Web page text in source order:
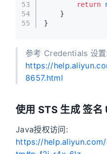
53
54
55
return
    }
}
参考 Credentials 设置:
https://
8657.html
使用 STS 生成 签名
Java授权访问:
https://